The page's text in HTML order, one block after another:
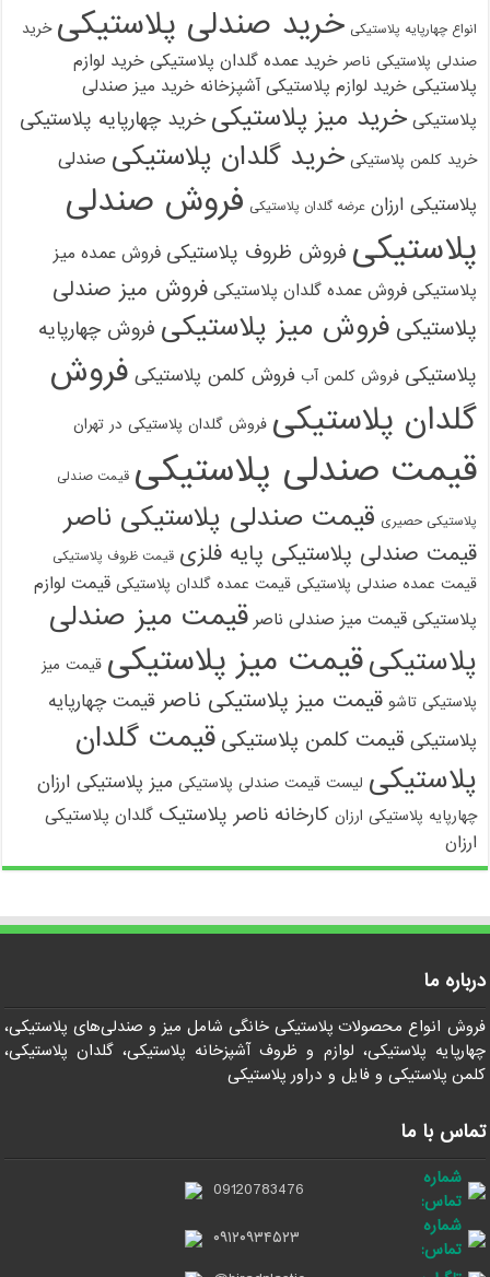
انواع چهارپایه پلاستیکی خرید صندلی پلاستیکی خرید
صندلی پلاستیکی ناصر خرید عمده گلدان پلاستیکی خرید لوازم
پلاستیکی خرید لوازم پلاستیکی آشپزخانه خرید میز صندلی
پلاستیکی خرید میز پلاستیکی خرید چهارپایه پلاستیکی
خرید کلمن پلاستیکی خرید گلدان پلاستیکی صندلی
پلاستیکی ارزان عرضه گلدان پلاستیکی فروش صندلی
پلاستیکی فروش ظروف پلاستیکی فروش عمده میز
پلاستیکی فروش عمده گلدان پلاستیکی فروش میز صندلی
پلاستیکی فروش میز پلاستیکی فروش چهارپایه
پلاستیکی فروش کلمن آب فروش کلمن پلاستیکی فروش
گلدان پلاستیکی فروش گلدان پلاستیکی در تهران
قیمت صندلی پلاستیکی قیمت صندلی
پلاستیکی حصیری قیمت صندلی پلاستیکی ناصر
قیمت صندلی پلاستیکی پایه فلزی قیمت ظروف پلاستیکی
قیمت عمده صندلی پلاستیکی قیمت عمده گلدان پلاستیکی قیمت لوازم
پلاستیکی قیمت میز صندلی ناصر قیمت میز صندلی
پلاستیکیقیمت میز پلاستیکی قیمت میز
پلاستیکی تاشو قیمت میز پلاستیکی ناصر قیمت چهارپایه
پلاستیکی قیمت کلمن پلاستیکی قیمت گلدان
پلاستیکی لیست قیمت صندلی پلاستیکی میز پلاستیکی ارزان
چهارپایه پلاستیکی ارزان کارخانه ناصر پلاستیک گلدان پلاستیکی
ارزان
درباره ما
فروش انواع محصولات پلاستیکی خانگی شامل میز و صندلی‌های پلاستیکی،
چهارپایه پلاستیکی، لوازم و ظروف آشپزخانه پلاستیکی، گلدان پلاستیکی،
کلمن پلاستیکی و فایل و دراور پلاستیکی
تماس با ما
شماره
تماس:
09120783476
شماره
تماس:
۰۹۱۲۰۹۳۴۵۲۳